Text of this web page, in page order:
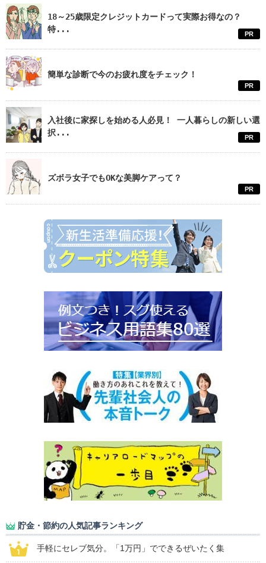
18～25歳限定クレジットカードって実際お得なの？
特...
PR
簡単な診断で今のお疲れ度をチェック！
PR
入社後に家探しを始める人必見！ 一人暮らしの新しい選
択...
PR
ズボラ女子でもOKな美脚ケアって？
PR
貯金・節約の人気記事ランキング
手軽にセレブ気分。「1万円」でできるぜいたく集